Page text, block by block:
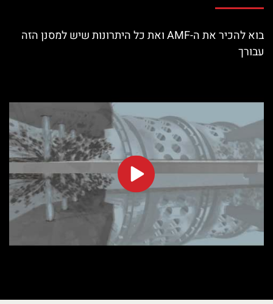
בוא להכיר את ה-AMF ואת כל היתרונות שיש למסנן הזה
עבורך